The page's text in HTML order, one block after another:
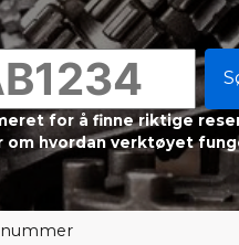
for å finne riktige
om hvordan verktøyet